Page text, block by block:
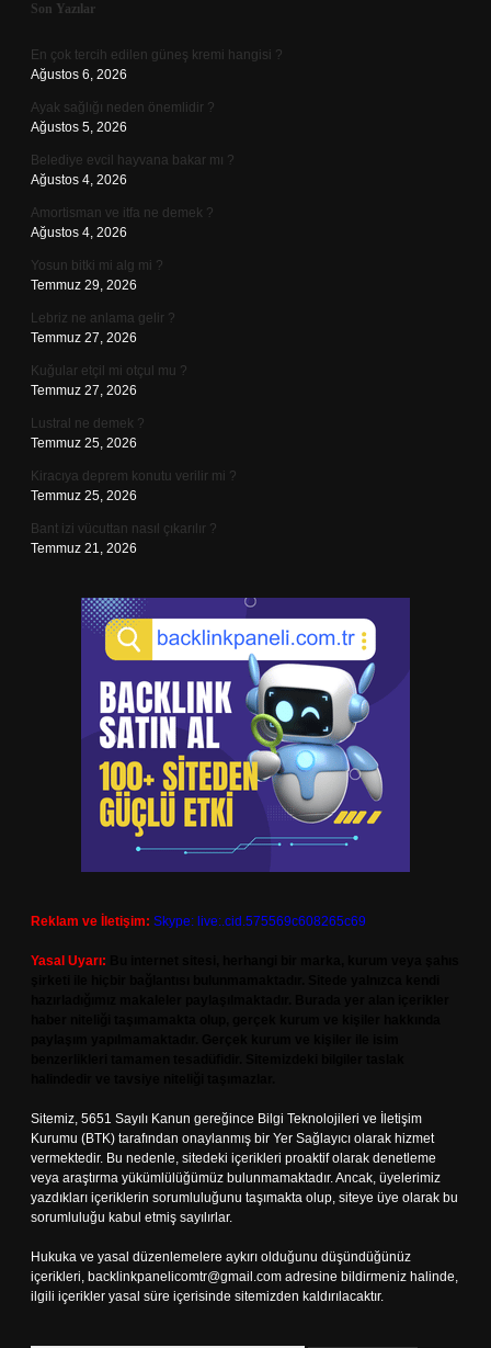
Sidebar
Son Yazılar
En çok tercih edilen güneş kremi hangisi ?
Ağustos 6, 2026
Ayak sağlığı neden önemlidir ?
Ağustos 5, 2026
Belediye evcil hayvana bakar mı ?
Ağustos 4, 2026
Amortisman ve itfa ne demek ?
Ağustos 4, 2026
Yosun bitki mi alg mi ?
Temmuz 29, 2026
Lebriz ne anlama gelir ?
Temmuz 27, 2026
Kuğular etçil mi otçul mu ?
Temmuz 27, 2026
Lustral ne demek ?
Temmuz 25, 2026
Kiracıya deprem konutu verilir mi ?
Temmuz 25, 2026
Bant izi vücuttan nasıl çıkarılır ?
Temmuz 21, 2026
Reklam ve İletişim: Skype: live:.cid.575569c608265c69
Yasal Uyarı:
Sitemiz, 5651 Sayılı Kanun gereğince Bilgi Teknolojileri ve İletişim
Kurumu (BTK) tarafından onaylanmış bir Yer Sağlayıcı olarak hizmet
vermektedir. Bu nedenle, sitedeki içerikleri proaktif olarak denetleme
veya araştırma yükümlülüğümüz bulunmamaktadır. Ancak, üyelerimiz
yazdıkları içeriklerin sorumluluğunu taşımakta olup, siteye üye olarak bu
sorumluluğu kabul etmiş sayılırlar.
Hukuka ve yasal düzenlemelere aykırı olduğunu düşündüğünüz
içerikleri, backlinkpanelicomtr@gmail.com adresine bildirmeniz halinde,
ilgili içerikler yasal süre içerisinde sitemizden kaldırılacaktır.